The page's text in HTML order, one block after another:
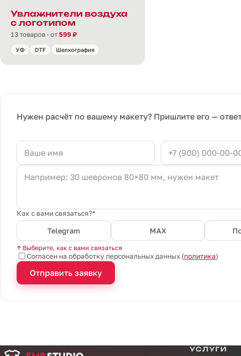
Увлажнители воздуха
с логотипом
13 товаров · от599 ₽
УФ DTF Шелкография
Нужен расчёт по вашему макету? Пришлите его —
Как с вами связаться?*
Telegram MAX
↑ Выберите, как с вами связаться
Согласен на обработку персональных данных (политика)
Отправить заявку
УСЛУГИ